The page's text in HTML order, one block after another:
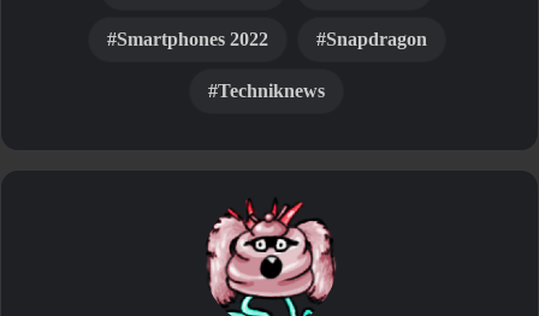
Smartphones 2022 Snapdragon
Techniknews